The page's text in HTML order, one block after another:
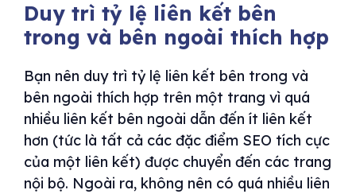
Duy trì tỷ lệ liên kết bên
trong và bên ngoài thích hợp
Bạn nên duy trì tỷ lệ liên kết bên trong và
bên ngoài thích hợp trên một trang vì quá
nhiều liên kết bên ngoài dẫn đến ít liên kết
hơn (tức là tất cả các đặc điểm SEO tích cực
của một liên kết) được chuyển đến các trang
nội bộ. Ngoài ra, không nên có quá nhiều liên